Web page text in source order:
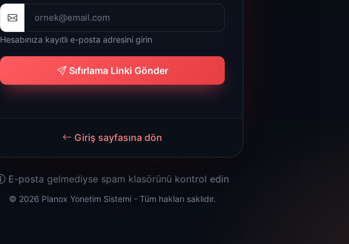
Hesabınıza kayıtlı e-posta adresini girin
Sıfırlama Linki Gönder
Giriş sayfasına dön
E-posta gelmediyse spam klasörünü kontrol edin
© 2026 Planox Yonetim Sistemi - Tüm hakları saklıdır.